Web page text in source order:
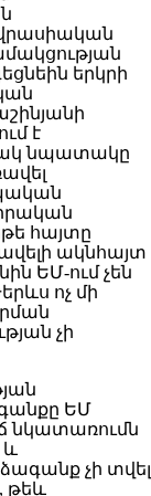
երկրի
է
նպատակը
հայտը
ակնհայտ
ԵՄ-ում չեն
ոչ մի
չի
ԵՄ
նկատառումն
և
չի տվել
թեև